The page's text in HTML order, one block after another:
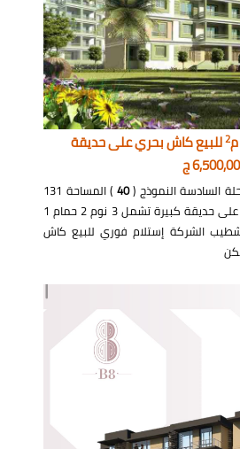
2للبيع كاش بحري على حديقة
السادسة النموذج (40
) المساحة 131
بحري و غربي تطل على حديقة كبيرة تشمل 3 نوم 2 حمام 1
تشطيب الشركة إستلام فوري للبيع كاش